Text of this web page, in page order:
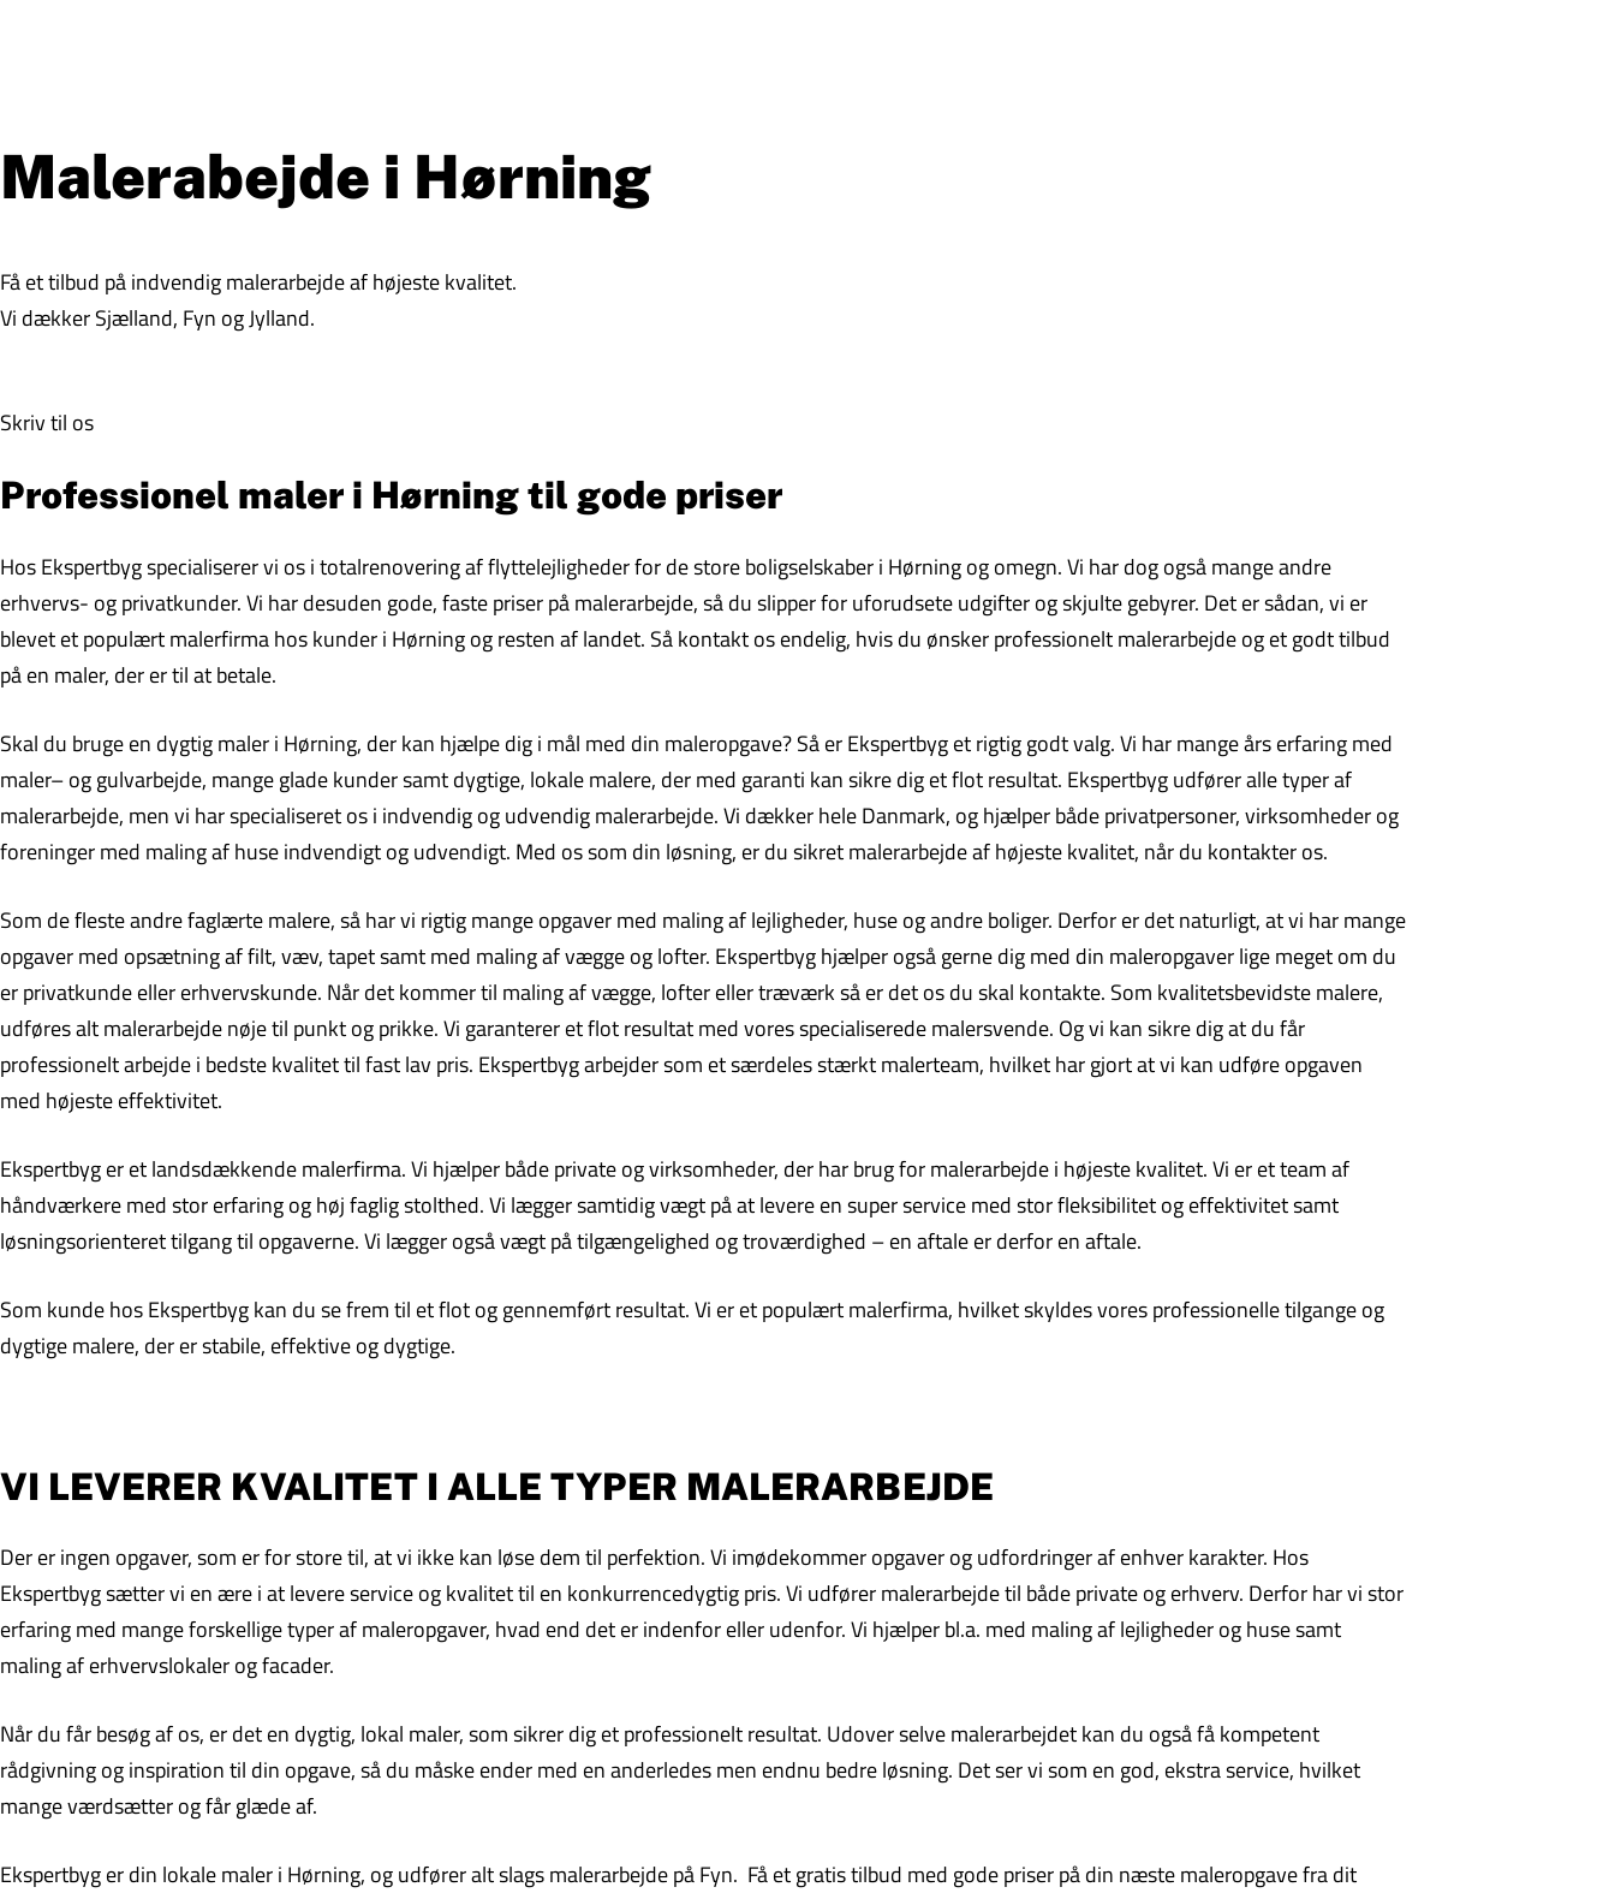
Malerabejde i Hørning
Få et tilbud på indvendig malerarbejde af højeste kvalitet.
Vi dækker Sjælland, Fyn og Jylland.
Skriv til os
Professionel maler i Hørning til gode priser
Hos Ekspertbyg specialiserer vi os i totalrenovering af flyttelejligheder for de store boligselskaber i Hørning og omegn. Vi har dog også mange andre
erhvervs- og privatkunder. Vi har desuden gode, faste priser på malerarbejde, så du slipper for uforudsete udgifter og skjulte gebyrer. Det er sådan, vi er
blevet et populært malerfirma hos kunder i Hørning og resten af landet. Så kontakt os endelig, hvis du ønsker professionelt malerarbejde og et godt tilbud
på en maler, der er til at betale.
Skal du bruge en dygtig maler i Hørning, der kan hjælpe dig i mål med din maleropgave? Så er Ekspertbyg et rigtig godt valg. Vi har mange års erfaring med
maler– og gulvarbejde, mange glade kunder samt dygtige, lokale malere, der med garanti kan sikre dig et flot resultat. Ekspertbyg udfører alle typer af
malerarbejde, men vi har specialiseret os i indvendig og udvendig malerarbejde. Vi dækker hele Danmark, og hjælper både privatpersoner, virksomheder og
foreninger med maling af huse indvendigt og udvendigt. Med os som din løsning, er du sikret malerarbejde af højeste kvalitet, når du kontakter os.
Som de fleste andre faglærte malere, så har vi rigtig mange opgaver med maling af lejligheder, huse og andre boliger. Derfor er det naturligt, at vi har mange
opgaver med opsætning af filt, væv, tapet samt med maling af vægge og lofter. Ekspertbyg hjælper også gerne dig med din maleropgaver lige meget om du
er privatkunde eller erhvervskunde. Når det kommer til maling af vægge, lofter eller træværk så er det os du skal kontakte. Som kvalitetsbevidste malere,
udføres alt malerarbejde nøje til punkt og prikke. Vi garanterer et flot resultat med vores specialiserede malersvende. Og vi kan sikre dig at du får
professionelt arbejde i bedste kvalitet til fast lav pris. Ekspertbyg arbejder som et særdeles stærkt malerteam, hvilket har gjort at vi kan udføre opgaven
med højeste effektivitet.
Ekspertbyg er et landsdækkende malerfirma. Vi hjælper både private og virksomheder, der har brug for malerarbejde i højeste kvalitet. Vi er et team af
håndværkere med stor erfaring og høj faglig stolthed. Vi lægger samtidig vægt på at levere en super service med stor fleksibilitet og effektivitet samt
løsningsorienteret tilgang til opgaverne. Vi lægger også vægt på tilgængelighed og troværdighed – en aftale er derfor en aftale.
Som kunde hos Ekspertbyg kan du se frem til et flot og gennemført resultat. Vi er et populært malerfirma, hvilket skyldes vores professionelle tilgange og
dygtige malere, der er stabile, effektive og dygtige.
VI LEVERER KVALITET I ALLE TYPER MALERARBEJDE
Der er ingen opgaver, som er for store til, at vi ikke kan løse dem til perfektion. Vi imødekommer opgaver og udfordringer af enhver karakter. Hos
Ekspertbyg sætter vi en ære i at levere service og kvalitet til en konkurrencedygtig pris. Vi udfører malerarbejde til både private og erhverv. Derfor har vi stor
erfaring med mange forskellige typer af maleropgaver, hvad end det er indenfor eller udenfor. Vi hjælper bl.a. med maling af lejligheder og huse samt
maling af erhvervslokaler og facader.
Når du får besøg af os, er det en dygtig, lokal maler, som sikrer dig et professionelt resultat. Udover selve malerarbejdet kan du også få kompetent
rådgivning og inspiration til din opgave, så du måske ender med en anderledes men endnu bedre løsning. Det ser vi som en god, ekstra service, hvilket
mange værdsætter og får glæde af.
Ekspertbyg er din lokale maler i Hørning, og udfører alt slags malerarbejde på Fyn. Få et gratis tilbud med gode priser på din næste maleropgave fra dit